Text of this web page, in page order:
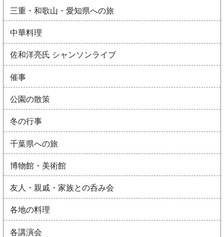
三重・和歌山・愛知県への旅
中華料理
佐和洋亮氏 シャンソンライブ
催事
公園の散策
冬の行事
千葉県への旅
博物館・美術館
友人・親戚・家族との呑み会
各地の料理
各講演会